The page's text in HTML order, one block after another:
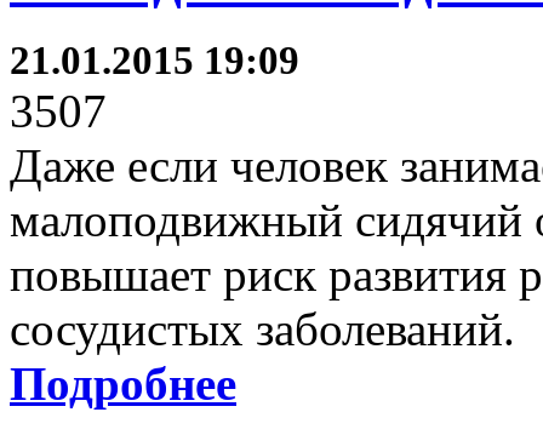
21.01.2015 19:09
3507
Даже если человек
малоподвижный сидячий
повышает риск развития
сосудистых заболеваний.
Подробнее